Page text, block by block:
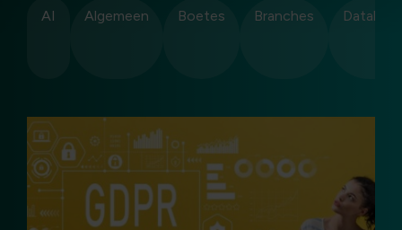
AI Algemeen Boetes Branches